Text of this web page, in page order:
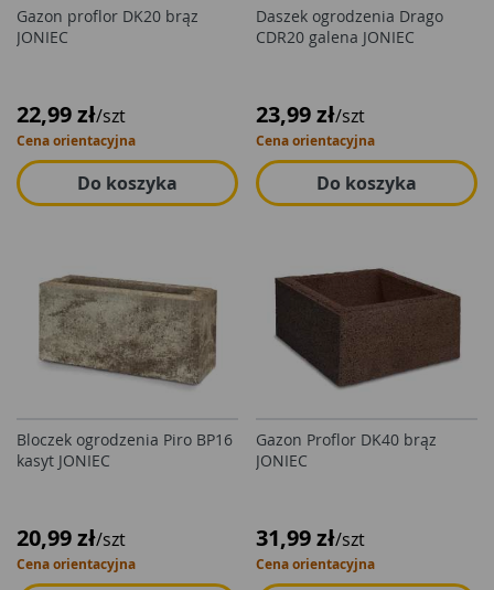
Gazon proflor DK20 brąz
JONIEC
22,99 zł/szt
Cena orientacyjna
Do koszyka
Daszek ogrodzenia Drago
CDR20 galena JONIEC
23,99 zł/szt
Cena orientacyjna
Do koszyka
Bloczek ogrodzenia Piro BP16
kasyt JONIEC
20,99 zł/szt
Cena orientacyjna
Gazon Proflor DK40 brąz
JONIEC
31,99 zł/szt
Cena orientacyjna